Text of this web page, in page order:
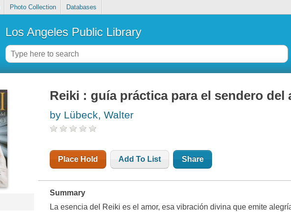
Photo Collection Databases
Los Angeles Public Library
Reiki : guía práctica para el sendero del
by Lübeck, Walter
Place Hold Add To List Share
Summary
La esencia del Reiki es el amor, esa vibración divina que emite